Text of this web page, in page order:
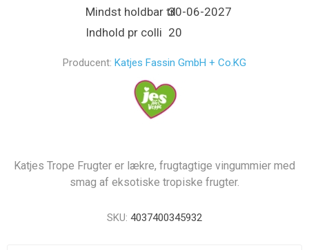
Mindst holdbar til30-06-2027
Indhold pr colli 20
Producent: Katjes Fassin GmbH + Co.KG
Katjes Trope Frugter er lækre, frugtagtige vingummier med
smag af eksotiske tropiske frugter.
SKU: 4037400345932